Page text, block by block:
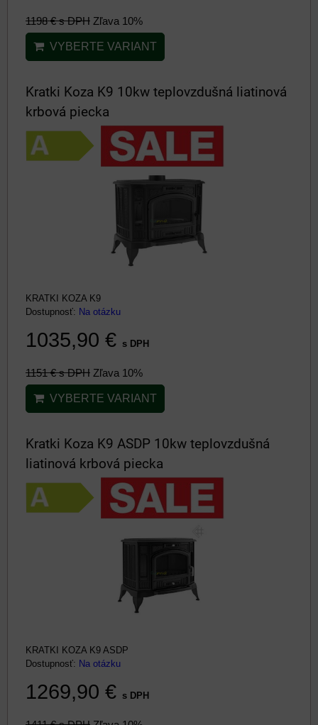
1198 €s DPH Zľava 10%
VYBERTE VARIANT
Kratki Koza K9 10kw teplovzdušná liatinová
krbová piecka
KRATKI KOZA K9
Dostupnosť: Na otázku
1035,90 € s DPH
1151 €s DPH Zľava 10%
VYBERTE VARIANT
Kratki Koza K9 ASDP 10kw teplovzdušná
liatinová krbová piecka
KRATKI KOZA K9 ASDP
Dostupnosť: Na otázku
1269,90 € s DPH